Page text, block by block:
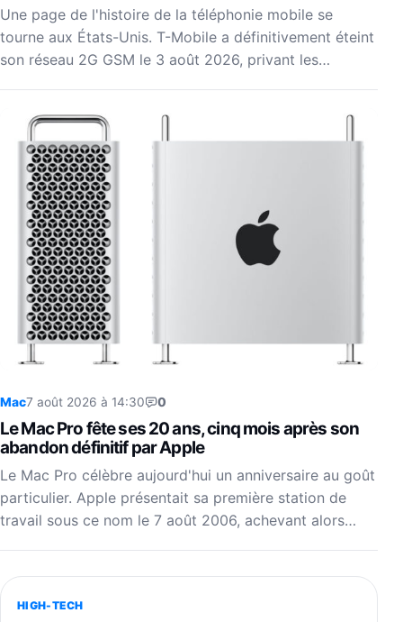
Une page de l'histoire de la téléphonie mobile se
tourne aux États-Unis. T-Mobile a définitivement éteint
son réseau 2G GSM le 3 août 2026, privant les…
Mac7 août 2026 à 14:30 0
Le Mac Pro fête ses 20 ans, cinq mois après son
abandon définitif par Apple
Le Mac Pro célèbre aujourd'hui un anniversaire au goût
particulier. Apple présentait sa première station de
travail sous ce nom le 7 août 2006, achevant alors…
HIGH-TECH